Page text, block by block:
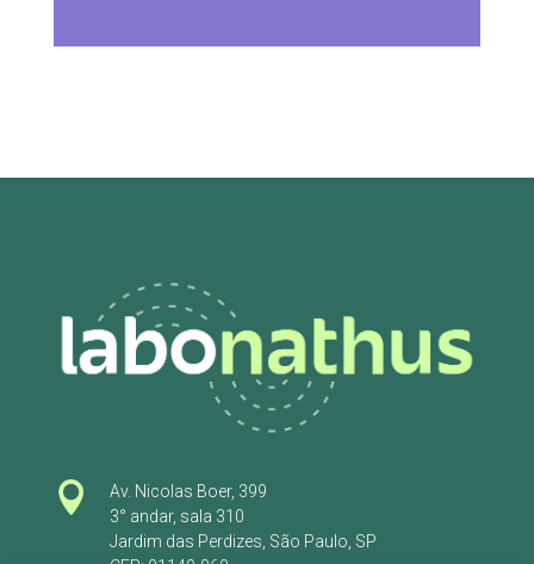

Av. Nicolas Boer, 399
3° andar, sala 310
Jardim das Perdizes, São Paulo, SP